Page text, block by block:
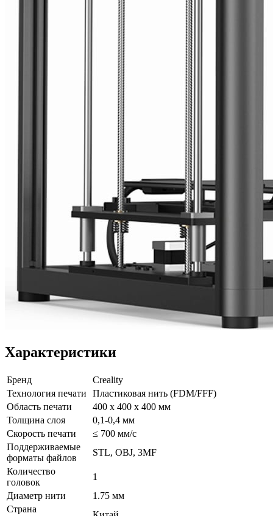
Характеристики
Бренд
Creality
Технология печати
Пластиковая нить (FDM/FFF)
Область печати
400 х 400 х 400 мм
Толщина слоя
0,1-0,4 мм
Скорость печати
≤ 700 мм/с
Поддерживаемые
форматы файлов
STL, OBJ, 3MF
Количество
головок
1
Диаметр нити
1.75 мм
Страна